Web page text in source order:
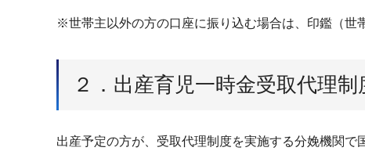
※世帯主以外の方の口座に振り込む場合は、印鑑（世
２．出産育児一時金受取代理制
出産予定の方が、受取代理制度を実施する分娩機関